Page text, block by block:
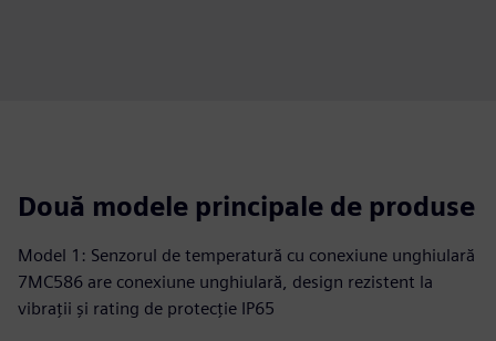
Două modele principale de produse
Model 1: Senzorul de temperatură cu conexiune unghiulară
7MC586 are conexiune unghiulară, design rezistent la
vibrații și rating de protecție IP65